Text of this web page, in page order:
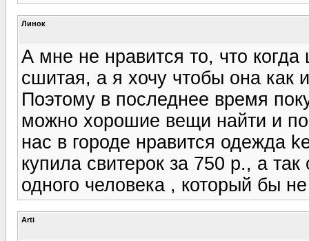
Линок
А мне не нравится то, что
сшитая, а я хочу чтобы она как
Поэтому в последнее время
можно хорошие вещи найти и
нас в городе нравится одежда
купила свитерок за 750 р., а
одного человека , который бы
Arti